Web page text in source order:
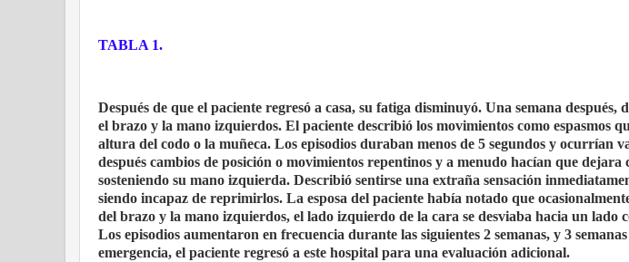
TABLA 1.
Después de que el paciente regresó a casa, su fatiga disminuyó. Una semana
el brazo y la mano izquierdos. El paciente describió los movimientos como espasmos
altura del codo o la muñeca. Los episodios duraban menos de 5 segundos y ocurrían
después cambios de posición o movimientos repentinos y a menudo hacían que
sosteniendo su mano izquierda. Describió sentirse una extraña sensación
siendo incapaz de reprimirlos. La esposa del paciente había notado que
del brazo y la mano izquierdos, el lado izquierdo de la cara se desviaba hacia un lado
Los episodios aumentaron en frecuencia durante las siguientes 2 semanas, y 3
emergencia, el paciente regresó a este hospital para una evaluación adicional.